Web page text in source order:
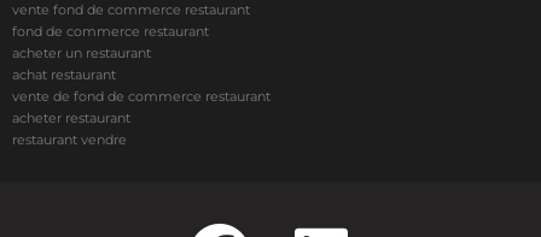
vente fond de commerce restaurant
fond de commerce restaurant
acheter un restaurant
achat restaurant
vente de fond de commerce restaurant
acheter restaurant
restaurant vendre